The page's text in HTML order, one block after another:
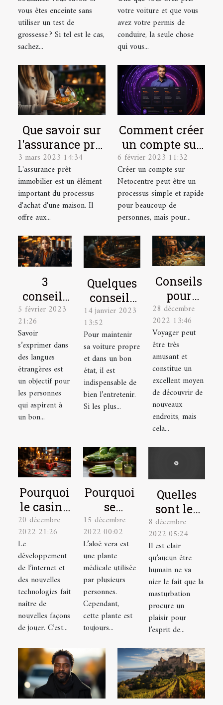
vous êtes enceinte sans
utiliser un test de
grossesse ? Si tel est le cas,
sachez...
assurance auto
?
votre voiture et que vous
avez votre permis de
conduire, la seule chose
qui vous...
Que savoir sur
l'assurance prêt
immobilier ?
3 mars 2023 14:34
L'assurance prêt
immobilier est un élément
important du processus
d'achat d'une maison. Il
offre aux...
Comment créer
un compte sur
Netocentre ?
6 février 2023 11:32
Créer un compte sur
Netocentre peut être un
processus simple et rapide
pour beaucoup de
personnes, mais pour...
3
conseils
pour
mieux
parler
une
langue
étrangère
5 février 2023
21:26
Savoir
s’exprimer dans
des langues
étrangères est
un objectif pour
les personnes
qui aspirent à
un bon...
Quelques
conseils
pour bien
entretenir
sa voiture
14 janvier 2023
13:52
Pour maintenir
sa voiture propre
et dans un bon
état, il est
indispensable de
bien l’entretenir.
Si les plus...
Conseils
pour
élaborer
le plan
de
voyage
idéal
28 décembre
2022 13:46
Voyager peut
être très
amusant et
constitue un
excellent moyen
de découvrir de
nouveaux
endroits, mais
cela...
Pourquoi
le casino
en ligne
est-il un
excellent
choix ?
20 décembre
2022 21:26
Le
développement
de l’internet et
des nouvelles
technologies fait
naître de
nouvelles façons
de jouer. C’est...
Pourquoi
se
soigner
avec la
plante
aloé vera
?
15 décembre
2022 00:02
L’aloé vera est
une plante
médicale utilisée
par plusieurs
personnes.
Cependant,
cette plante est
toujours...
Quelles
sont les
astuces
pour bien
se
masturber
?
8 décembre
2022 05:24
Il est clair
qu’aucun être
humain ne va
nier le fait que la
masturbation
procure un
plaisir pour
l’esprit de...